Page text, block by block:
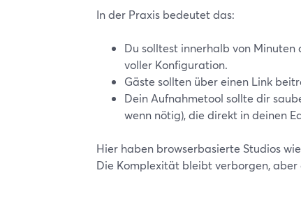
In der Praxis bedeutet das:
Du solltest innerhalb von
voller Konfiguration.
Gäste sollten über einen Link
Dein Aufnahmetool sollte dir
wenn nötig), die direkt in deinen
Hier haben browserbasierte Studios
Die Komplexität bleibt verborgen,